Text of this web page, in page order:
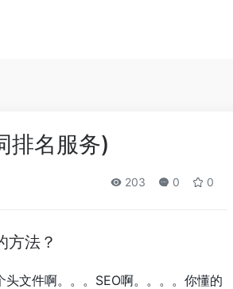
排名服务)
203 0 0
方法？
头文件啊。。。SEO啊。。。。你懂的